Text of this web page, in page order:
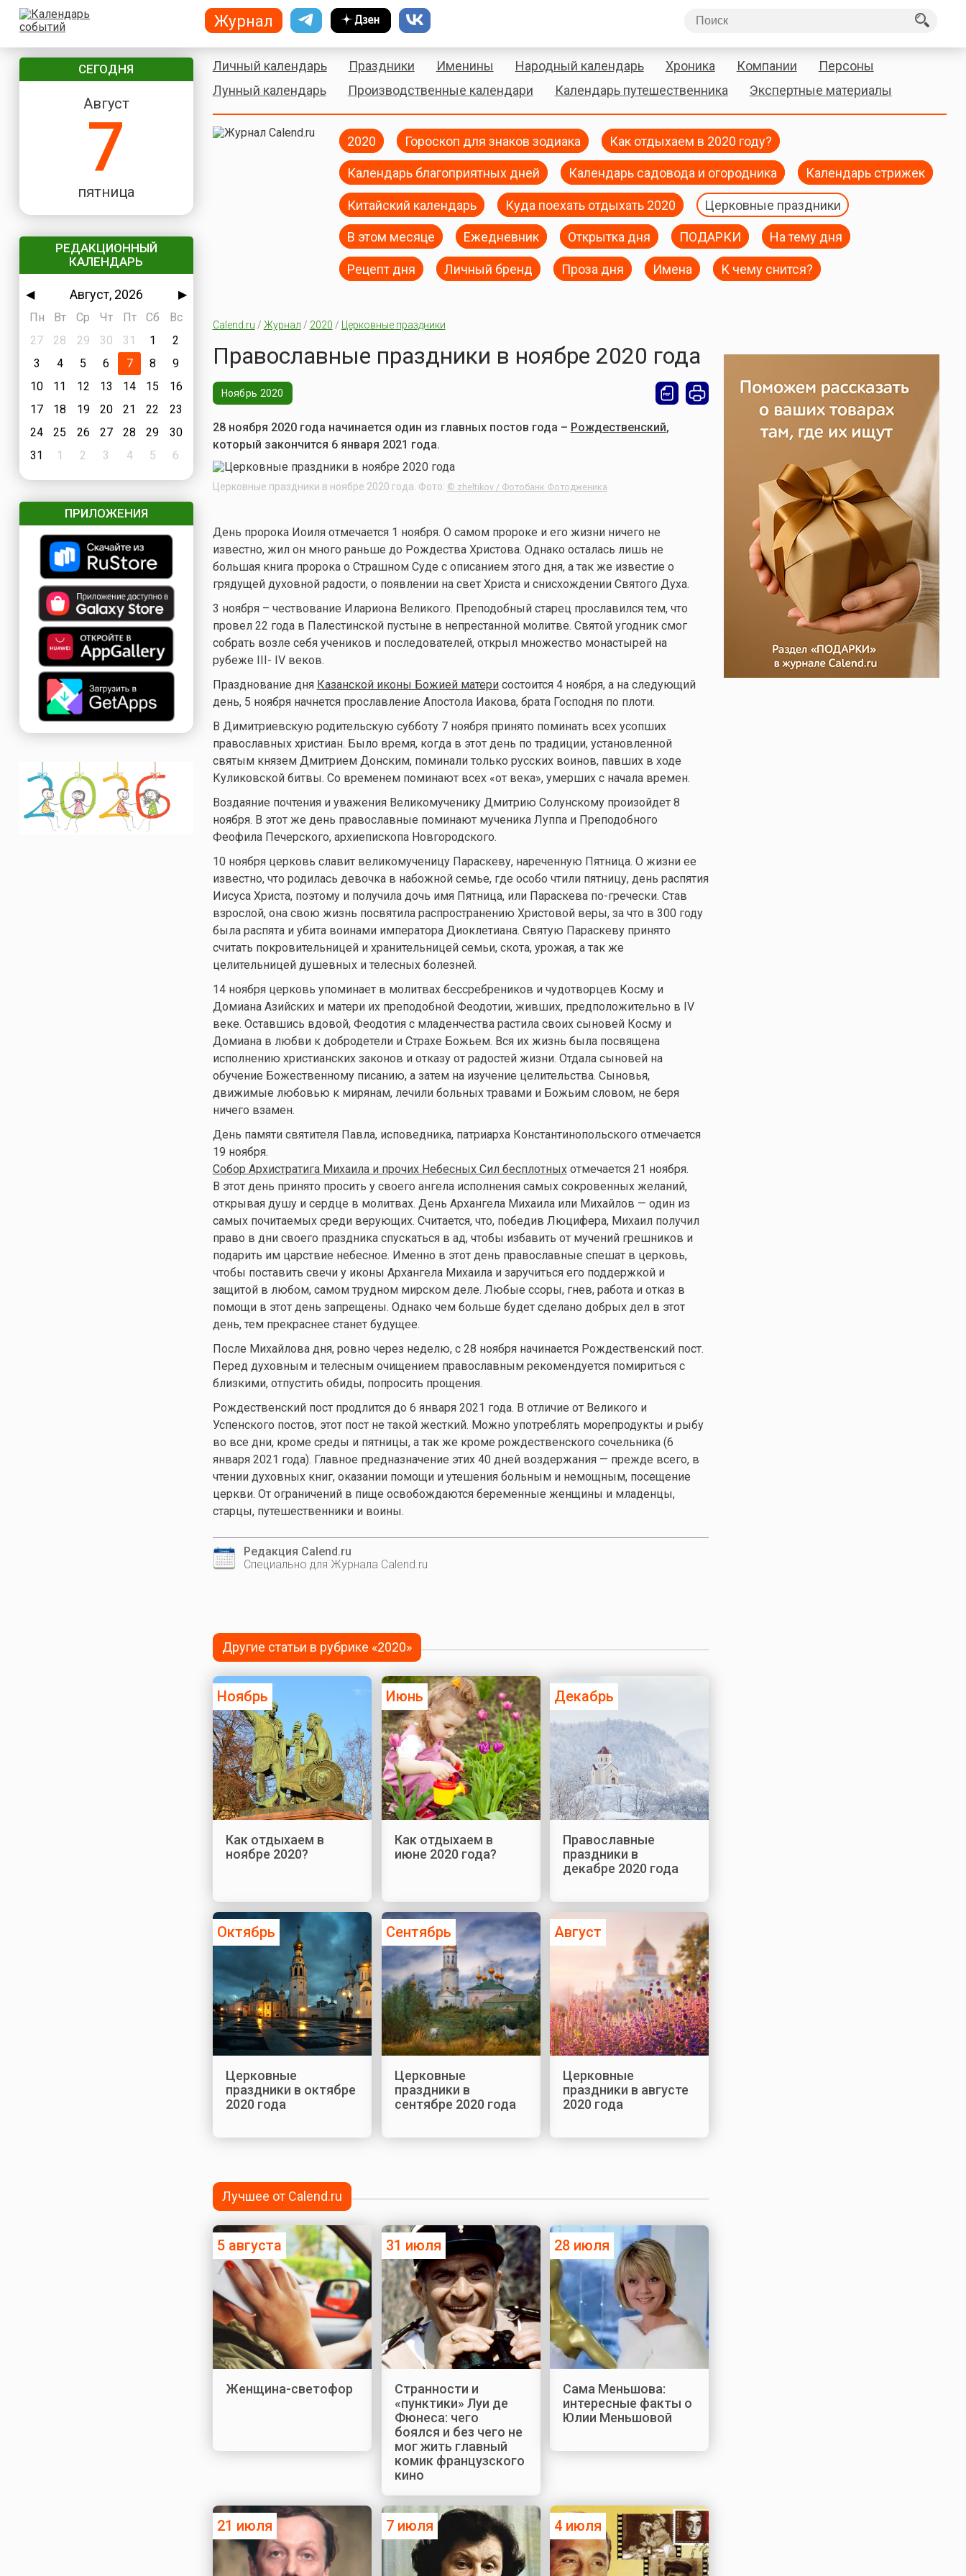
СЕГОДНЯ
Август
7
пятница
РЕДАКЦИОННЫЙ
КАЛЕНДАРЬ
◀ Август, 2026
▶
Пн
Вт Ср Чт Пт Сб
Вс
27
28 29 30 31 1
2
3
4 5 6 7 8
9
10
11 12 13 14 15
16
17
18 19 20 21 22
23
24
25 26 27 28 29
30
31
1 2 3 4 5 6
ПРИЛОЖЕНИЯ
Личный календарь Праздники Именины Народный календарь Хроника Компании
Персоны
Лунный календарь
Производственные календари Календарь путешественника Экспертные материалы
2020 Гороскоп для знаков зодиака Как отдыхаем в 2020 году?
Календарь благоприятных дней Календарь садовода и огородника Календарь стрижек
Китайский календарь Куда поехать отдыхать 2020 Церковные праздники
В этом месяце Ежедневник Открытка дня ПОДАРКИ На тему дня
Рецепт дня Личный бренд Проза дня Имена К чему снится?
Calend.ru / Журнал / 2020 / Церковные праздники
Православные праздники в ноябре 2020 года
Ноябрь 2020
28 ноября 2020 года начинается один из главных постов года – Рождественский,
который закончится 6 января 2021 года.
Церковные праздники в ноябре 2020 года. Фото: © zheltikov / Фотобанк Фотодженика
День пророка Иоиля отмечается 1 ноября. О самом пророке и его жизни ничего не
известно, жил он много раньше до Рождества Христова. Однако осталась лишь не
большая книга пророка о Страшном Суде с описанием этого дня, а так же известие о
грядущей духовной радости, о появлении на свет Христа и снисхождении Святого Духа.
3 ноября – чествование Илариона Великого. Преподобный старец прославился тем, что
провел 22 года в Палестинской пустыне в непрестанной молитве. Святой угодник смог
собрать возле себя учеников и последователей, открыл множество монастырей на
рубеже III- IV веков.
Празднование дня Казанской иконы Божией материсостоится 4 ноября, а на следующий
день, 5 ноября начнется прославление Апостола Иакова, брата Господня по плоти.
В Димитриевскую родительскую субботу 7 ноября принято поминать всех усопших
православных христиан. Было время, когда в этот день по традиции, установленной
святым князем Дмитрием Донским, поминали только русских воинов, павших в ходе
Куликовской битвы. Со временем поминают всех «от века», умерших с начала времен.
Воздаяние почтения и уважения Великомученику Дмитрию Солунскому произойдет 8
ноября. В этот же день православные поминают мученика Луппа и Преподобного
Феофила Печерского, архиепископа Новгородского.
10 ноября церковь славит великомученицу Параскеву, нареченную Пятница. О жизни ее
известно, что родилась девочка в набожной семье, где особо чтили пятницу, день распятия
Иисуса Христа, поэтому и получила дочь имя Пятница, или Параскева по-гречески. Став
взрослой, она свою жизнь посвятила распространению Христовой веры, за что в 300 году
была распята и убита воинами императора Диоклетиана. Святую Параскеву принято
считать покровительницей и хранительницей семьи, скота, урожая, а так же
целительницей душевных и телесных болезней.
14 ноября церковь упоминает в молитвах бессребреников и чудотворцев Косму и
Домиана Азийских и матери их преподобной Феодотии, живших, предположительно в IV
веке. Оставшись вдовой, Феодотия с младенчества растила своих сыновей Косму и
Домиана в любви к добродетели и Страхе Божьем. Вся их жизнь была посвящена
исполнению христианских законов и отказу от радостей жизни. Отдала сыновей на
обучение Божественному писанию, а затем на изучение целительства. Сыновья,
движимые любовью к мирянам, лечили больных травами и Божьим словом, не беря
ничего взамен.
День памяти святителя Павла, исповедника, патриарха Константинопольского отмечается
19 ноября.
Собор Архистратига Михаила и прочих Небесных Сил бесплотныхотмечается 21 ноября.
В этот день принято просить у своего ангела исполнения самых сокровенных желаний,
открывая душу и сердце в молитвах. День Архангела Михаила или Михайлов — один из
самых почитаемых среди верующих. Считается, что, победив Люцифера, Михаил получил
право в дни своего праздника спускаться в ад, чтобы избавить от мучений грешников и
подарить им царствие небесное. Именно в этот день православные спешат в церковь,
чтобы поставить свечи у иконы Архангела Михаила и заручиться его поддержкой и
защитой в любом, самом трудном мирском деле. Любые ссоры, гнев, работа и отказ в
помощи в этот день запрещены. Однако чем больше будет сделано добрых дел в этот
день, тем прекраснее станет будущее.
После Михайлова дня, ровно через неделю, с 28 ноября начинается Рождественский пост.
Перед духовным и телесным очищением православным рекомендуется помириться с
близкими, отпустить обиды, попросить прощения.
Рождественский пост продлится до 6 января 2021 года. В отличие от Великого и
Успенского постов, этот пост не такой жесткий. Можно употреблять морепродукты и рыбу
во все дни, кроме среды и пятницы, а так же кроме рождественского сочельника (6
января 2021 года). Главное предназначение этих 40 дней воздержания — прежде всего, в
чтении духовных книг, оказании помощи и утешения больным и немощным, посещение
церкви. От ограничений в пище освобождаются беременные женщины и младенцы,
старцы, путешественники и воины.
Редакция Calend.ru
Специально для Журнала Calend.ru
Другие статьи в рубрике «2020»
Ноябрь
Как отдыхаем в
ноябре 2020?
Июнь
Как отдыхаем в
июне 2020 года?
Декабрь
Православные
праздники в
декабре 2020 года
Октябрь
Церковные
праздники в октябре
2020 года
Сентябрь
Церковные
праздники в
сентябре 2020 года
Август
Церковные
праздники в августе
2020 года
Лучшее от Calend.ru
5 августа
Женщина-светофор
31 июля
Странности и
«пунктики» Луи де
Фюнеса: чего
боялся и без чего не
мог жить главный
комик французского
кино
28 июля
Сама Меньшова:
интересные факты о
Юлии Меньшовой
21 июля 7 июля 4 июля
Журнал